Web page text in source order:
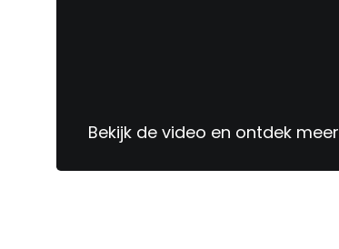
Bekijk de video en ontdek meer